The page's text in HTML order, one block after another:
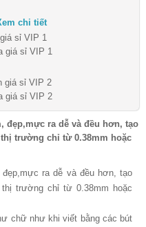
chi tiết
sỉ VIP 1
giá sỉ VIP 1
giá sỉ VIP 2
giá sỉ VIP 2
đẹp,mực ra dễ và đều hơn, tạo
trường chỉ từ 0.38mm hoặc
ra dễ và đều hơn, tạo
trường chỉ từ 0.38mm hoặc
chữ như khi viết bằng các bút